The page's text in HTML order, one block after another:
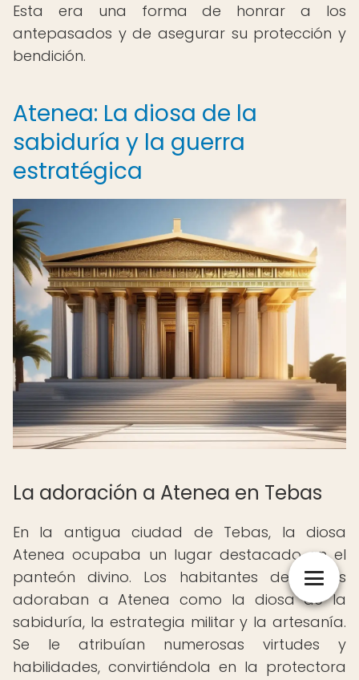
Esta era una forma de honrar a los
antepasados y de asegurar su protección y
bendición.
Atenea: La diosa de la
sabiduría y la guerra
estratégica
La adoración a Atenea en Tebas
En la antigua ciudad de Tebas, la diosa
Atenea ocupaba un lugar destacado en el
panteón divino. Los habitantes de Tebas
adoraban a Atenea como la diosa de la
sabiduría, la estrategia militar y la artesanía.
Se le atribuían numerosas virtudes y
habilidades, convirtiéndola en la protectora